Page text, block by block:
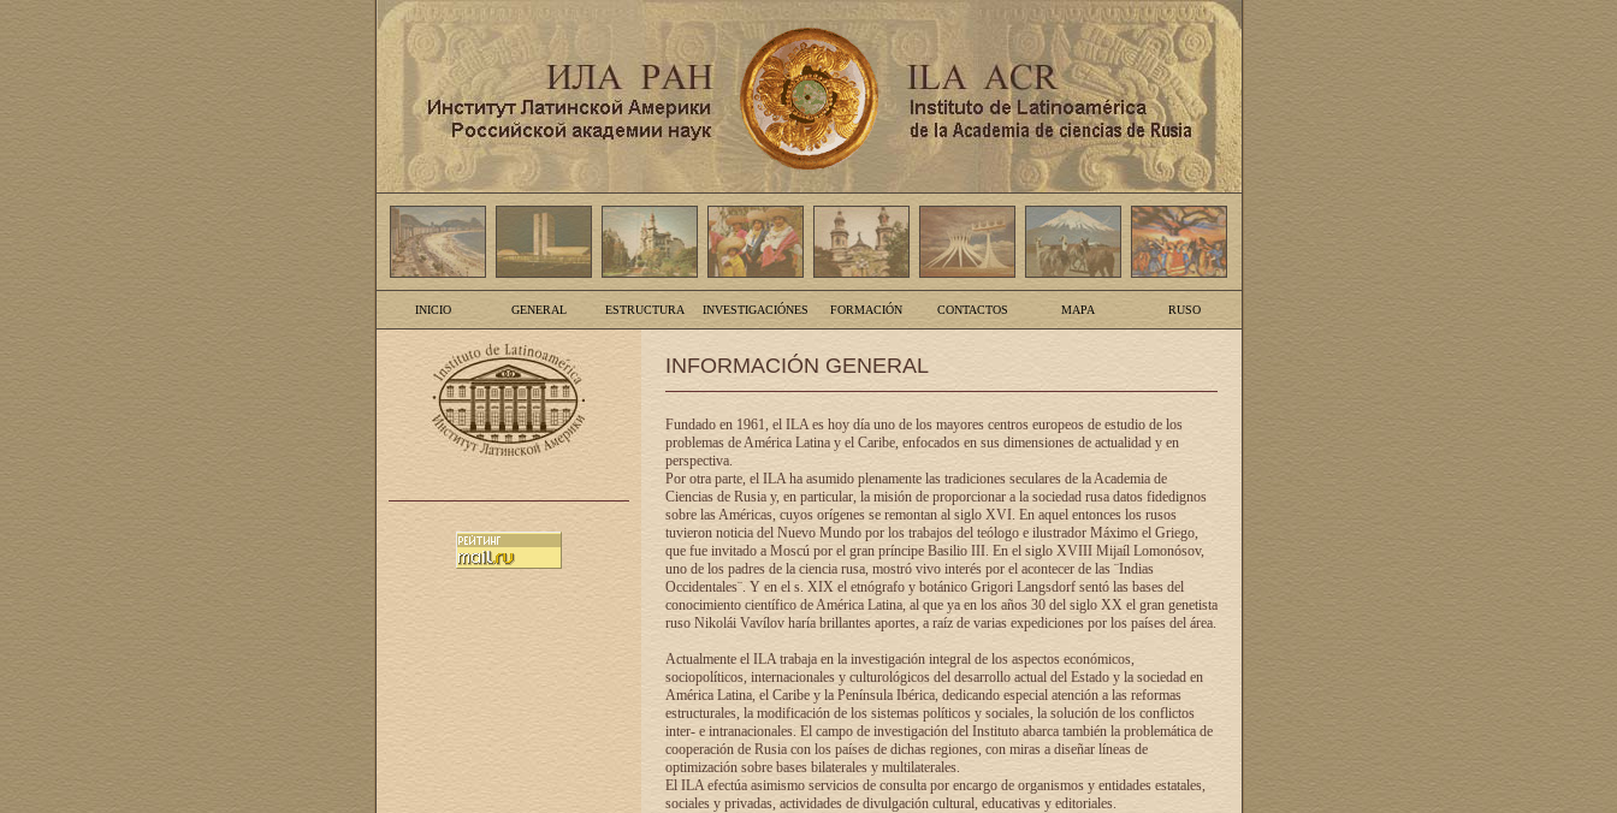
INICIO GENERAL ESTRUCTURA INVESTIGACIÓNES FORMACIÓN CONTACTOS MAPA RUSO
INFORMACIÓN GENERAL
Fundado en 1961, el ILA es hoy día uno de los mayores centros europeos de estudio de los
problemas de América Latina y el Caribe, enfocados en sus dimensiones de actualidad y en
perspectiva.
Por otra parte, el ILA ha asumido plenamente las tradiciones seculares de la Academia de
Ciencias de Rusia y, en particular, la misión de proporcionar a la sociedad rusa datos fidedignos
sobre las Américas, cuyos orígenes se remontan al siglo XVI. En aquel entonces los rusos
tuvieron noticia del Nuevo Mundo por los trabajos del teólogo e ilustrador Máximo el Griego,
que fue invitado a Moscú por el gran príncipe Basilio III. En el siglo XVIII Mijaíl Lomonósov,
uno de los padres de la ciencia rusa, mostró vivo interés por el acontecer de las ¨Indias
Occidentales¨. Y en el s. XIX el etnógrafo y botánico Grigori Langsdorf sentó las bases del
conocimiento científico de América Latina, al que ya en los años 30 del siglo XX el gran genetista
ruso Nikolái Vavílov haría brillantes aportes, a raíz de varias expediciones por los países del área.
Actualmente el ILA trabaja en la investigación integral de los aspectos económicos,
sociopolíticos, internacionales y culturológicos del desarrollo actual del Estado y la sociedad en
América Latina, el Caribe y la Península Ibérica, dedicando especial atención a las reformas
estructurales, la modificación de los sistemas políticos y sociales, la solución de los conflictos
inter- e intranacionales. El campo de investigación del Instituto abarca también la problemática de
cooperación de Rusia con los países de dichas regiones, con miras a diseñar líneas de
optimización sobre bases bilaterales y multilaterales.
El ILA efectúa asimismo servicios de consulta por encargo de organismos y entidades estatales,
sociales y privadas, actividades de divulgación cultural, educativas y editoriales.